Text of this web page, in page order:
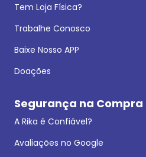
Tem Loja Física?
Trabalhe Conosco
Baixe Nosso APP
Doações
Segurança na Compra
A Rika é Confiável?
Avaliações no Google